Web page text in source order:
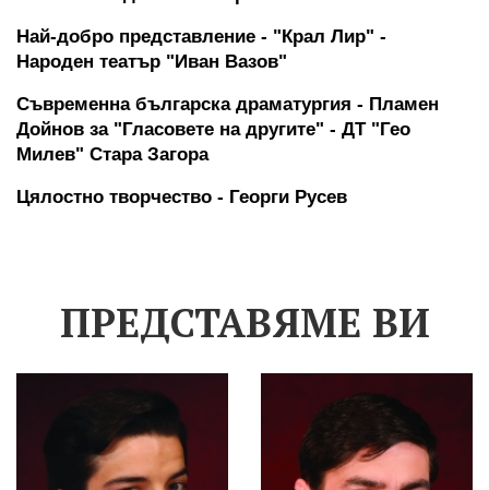
Най-добро представление - "Крал Лир" -
Народен театър "Иван Вазов"
Съвременна българска драматургия - Пламен
Дойнов за "Гласовете на другите" - ДТ "Гео
Милев" Стара Загора
Цялостно творчество - Георги Русев
ПРЕДСТАВЯМЕ ВИ